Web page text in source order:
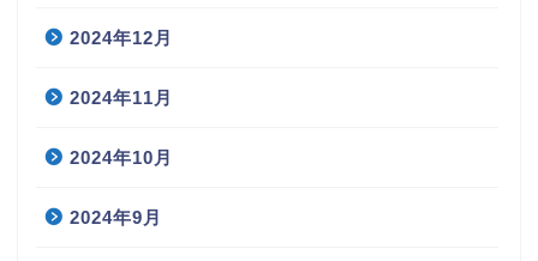
2024年12月
2024年11月
2024年10月
2024年9月